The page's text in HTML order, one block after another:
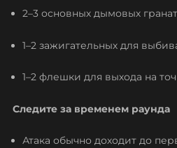
2–3 основных дымовых
1–2 зажигательных для
1–2 флешки для выхода на
Следите за временем раунда
Атака обычно доходит до